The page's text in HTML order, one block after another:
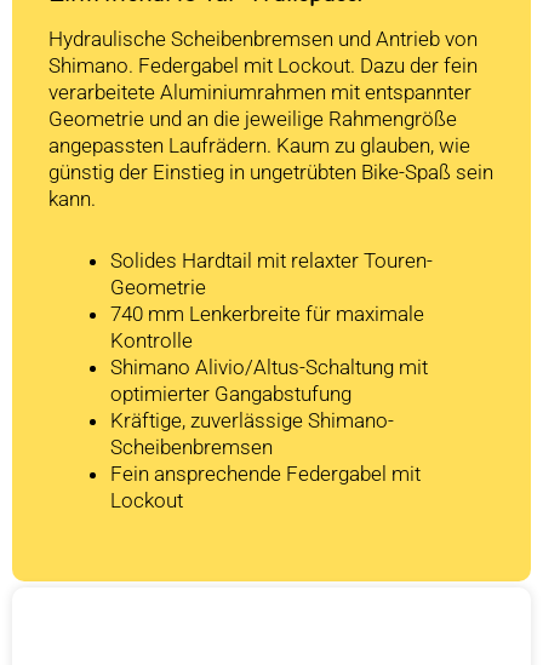
Hydraulische Scheibenbremsen und Antrieb von
Shimano. Federgabel mit Lockout. Dazu der fein
verarbeitete Aluminiumrahmen mit entspannter
Geometrie und an die jeweilige Rahmengröße
angepassten Laufrädern. Kaum zu glauben, wie
günstig der Einstieg in ungetrübten Bike-Spaß sein
kann.
Solides Hardtail mit relaxter Touren-
Geometrie
740 mm Lenkerbreite für maximale
Kontrolle
Shimano Alivio/Altus-Schaltung mit
optimierter Gangabstufung
Kräftige, zuverlässige Shimano-
Scheibenbremsen
Fein ansprechende Federgabel mit
Lockout